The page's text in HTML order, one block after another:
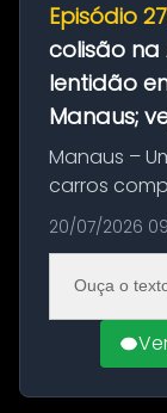
Episódio
colisão na
lentidão
Manaus;
Manaus –
carros
Brasil
(20), em
Manaus,
20/07/2026
Ouça o